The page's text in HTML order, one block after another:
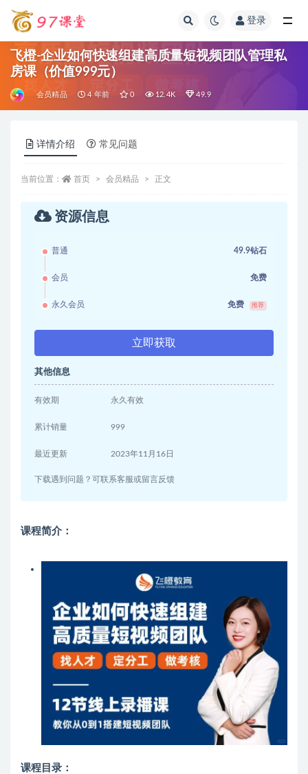
登录
飞橙-企业如何快速组建高质量短视频团队管理私
房课（价值999元）
会员精品 4 年前 0 12.4K 49.9
详情介绍 常见问题
当前位置： 首页 会员精品 正文
资源信息
普通 49.9钻石
会员 免费
永久会员 免费 推荐
立即获取
其他信息
有效期 永久有效
累计销量 999
最近更新 2023年11月16日
下载遇到问题？可联系客服或留言反馈
课程简介：
课程目录：